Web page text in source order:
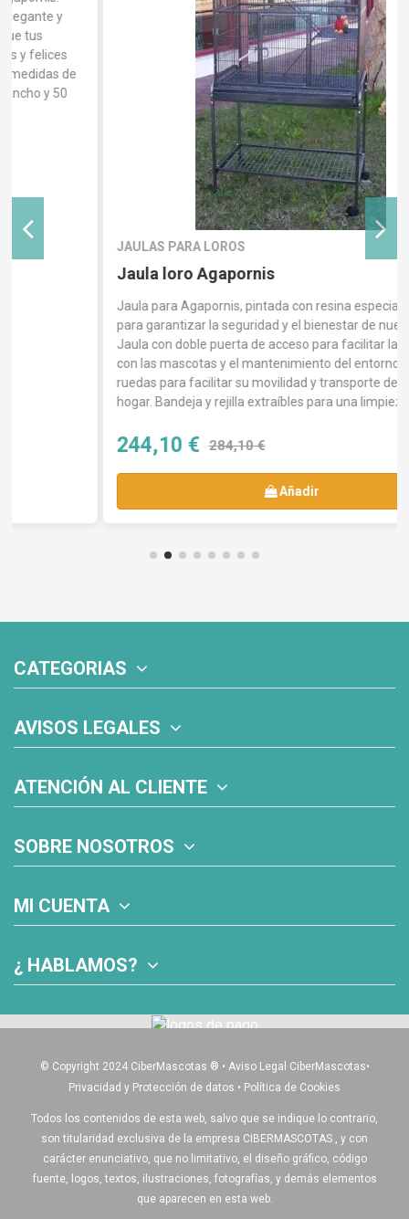
JAULAS PARA LOROS
Jaula loro Agapornis
Jaula para Agapornis, pintada con resina especial atóxica
para garantizar la seguridad y el bienestar de nuestros loros.
Jaula con doble puerta de acceso para facilitar la interacción
con las mascotas y el mantenimiento del entorno. Incluye
ruedas para facilitar su movilidad y transporte dentro del
hogar. Bandeja y rejilla extraíbles para una limpieza...
284,10 €
CATEGORIAS
AVISOS LEGALES
ATENCIÓN AL CLIENTE
SOBRE NOSOTROS
MI CUENTA
¿ HABLAMOS?
© Copyright 2024 CiberMascotas ® • Aviso Legal CiberMascotas•
Privacidad y Protección de datos • Política de Cookies
Todos los contenidos de esta web, salvo que se indique lo contrario,
son titularidad exclusiva de la empresa CIBERMASCOTAS , y con
carácter enunciativo, que no limitativo, el diseño gráfico, código
fuente, logos, textos, ilustraciones, fotografías, y demás elementos
que aparecen en esta web.